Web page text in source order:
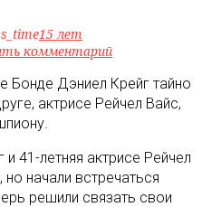
15 лет
комментарий
Дэниел Крейг тайно
актрисе Рейчел Вайс,
.
41-летняя актрисе Рейчел
начали встречаться
решили связать свои